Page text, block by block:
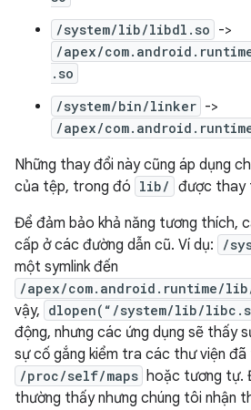
/system/lib/libdl.so ->
/apex/
.so
/system/bin/linker ->
/apex/
Những thay đổi này cũng áp dụng
của tệp, trong đó lib/ được thay
Để đảm bảo khả năng tương thích,
cấp ở các đường dẫn cũ. Ví dụ:
/
một symlink đến
/apex/com.android.runtime/
vậy, dlopen(“/system/lib/
động, nhưng các ứng dụng sẽ thấy
sự cố gắng kiểm tra các thư viện
/proc/self/maps hoặc tương tự.
thường thấy nhưng chúng tôi nhận